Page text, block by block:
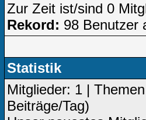
Zur Zeit ist/sind 0
Rekord: 98 Benutzer
Statistik
Mitglieder: 1 |
Beiträge/Tag)